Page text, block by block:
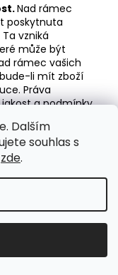
Dalším
souhlas s
zde.
Nad rámec
poskytnuta
vzniká
může být
rámec vašich
li mít zboží
Práva
a podmínky
si zboží po určitou
funkce a
záruční doba